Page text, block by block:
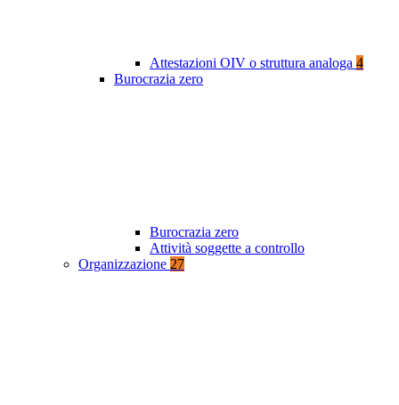
Attestazioni OIV o struttura analoga 4
Burocrazia zero
Burocrazia zero
Attività soggette a controllo
Organizzazione 27